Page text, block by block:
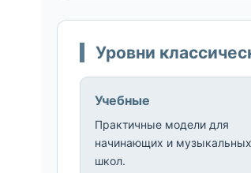
Уровни
Учебные
Практичные модели для
начинающих и музыкальных
школ.